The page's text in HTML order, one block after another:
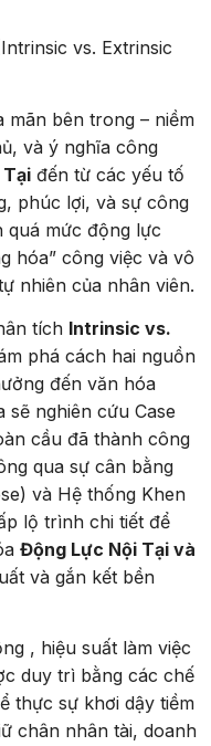
vs. Extrinsic
mãn bên trong – niềm
và ý nghĩa công
đến từ các yếu tố
phúc lợi, và sự công
quá mức động lực
hóa” công việc và vô
nhiên của nhân viên.
tích Intrinsic vs.
phá cách hai nguồn
đến văn hóa
nghiên cứu Case
cầu đã thành công
qua sự cân bằng
và Hệ thống Khen
lộ trình chi tiết để
Động Lực Nội Tại và
và gắn kết bền
, hiệu suất làm việc
duy trì bằng các chế
thực sự khơi dậy tiềm
chân nhân tài, doanh